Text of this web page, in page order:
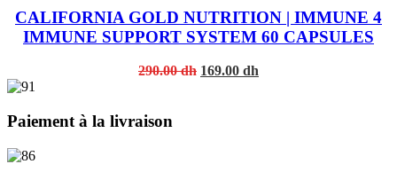
CALIFORNIA GOLD NUTRITION | IMMUNE 4
IMMUNE SUPPORT SYSTEM 60 CAPSULES
290.00dh Original
169.00 dh
Paiement à la livraison